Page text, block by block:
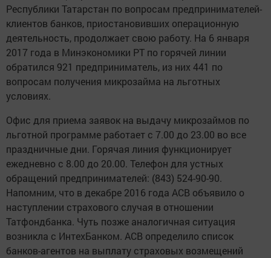
Республики Татарстан по вопросам предпринимателей-
клиентов банков, приостановивших операционную
деятельность, продолжает свою работу. На 6 января
2017 года в Минэкономики РТ по горячей линии
обратился 921 предприниматель, из них 441 по
вопросам получения микрозайма на льготных
условиях.
Офис для приема заявок на выдачу микрозаймов по
льготной программе работает с 7.00 до 23.00 во все
праздничные дни. Горячая линия функционирует
ежедневно с 8.00 до 20.00. Телефон для устных
обращений предпринимателей: (843) 524-90-90.
Напомним, что в декабре 2016 года АСВ объявило о
наступлении страхового случая в отношении
Татфондбанка. Чуть позже аналогичная ситуация
возникла с ИнтехБанком. АСВ определило список
банков-агентов на выплату страховых возмещений